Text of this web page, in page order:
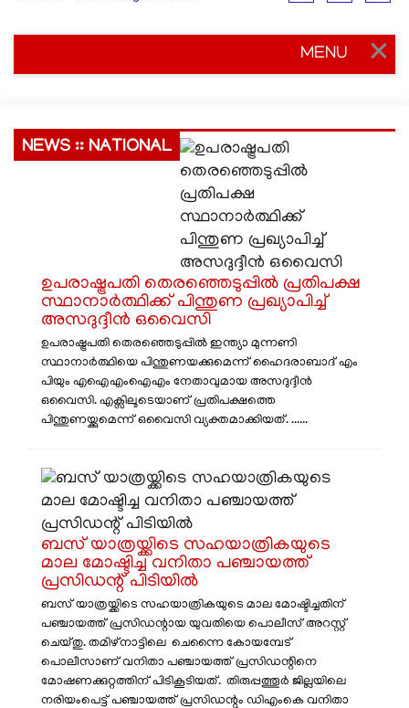
MENU
NEWS :: NATIONAL
ഉപരാഷ്ട്രപതി തെരഞ്ഞെടുപ്പിൽ പ്രതിപക്ഷ
സ്ഥാനാർത്ഥിക്ക് പിന്തുണ പ്രഖ്യാപിച്ച്
അസദുദ്ദീൻ ഒവൈസി
ഉപരാഷ്ട്രപതി തെരഞ്ഞെടുപ്പിൽ ഇന്ത്യാ മുന്നണി
സ്ഥാനാർത്ഥിയെ പിന്തുണയക്കുമെന്ന് ഹൈദരാബാദ് എം
പിയും എഐഎംഐഎം നേതാവുമായ അസദുദ്ദീൻ
ഒവൈസി. എക്സിലൂടെയാണ് പ്രതിപക്ഷത്തെ
പിന്തുണയ്ക്കുമെന്ന് ഒവൈസി വ്യക്തമാക്കിയത്. ......
ബസ് യാത്രയ്ക്കിടെ സഹയാത്രികയുടെ
മാല മോഷ്ടിച്ച വനിതാ പഞ്ചായത്ത്
പ്രസിഡന്റ് പിടിയിൽ
ബസ് യാത്രയ്ക്കിടെ സഹയാത്രികയുടെ മാല മോഷ്ടിച്ചതിന്
പഞ്ചായത്ത് പ്രസിഡന്റായ യുവതിയെ പൊലീസ് അറസ്റ്റ്
ചെയ്തു. തമിഴ്നാട്ടിലെ ചെന്നൈ കോയമ്പേട്
പൊലീസാണ് വനിതാ പഞ്ചായത്ത് പ്രസിഡന്റിനെ
മോഷണക്കുറ്റത്തിന് പിടികൂടിയത്. തിരുപ്പത്തൂർ ജില്ലയിലെ
നരിയംപെട്ട് പഞ്ചായത്ത് പ്രസിഡന്റും ഡിഎംകെ വനിതാ